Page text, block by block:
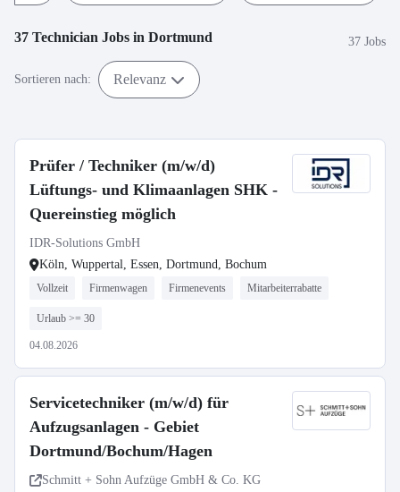
37 Technician Jobs in Dortmund 37 Jobs
Sortieren nach: Relevanz
Prüfer / Techniker (m/w/d)
Lüftungs- und Klimaanlagen SHK -
Quereinstieg möglich
IDR-Solutions GmbH
Köln, Wuppertal, Essen, Dortmund, Bochum
Vollzeit Firmenwagen Firmenevents Mitarbeiterrabatte
Urlaub >= 30
04.08.2026
Servicetechniker (m/w/d) für
Aufzugsanlagen - Gebiet
Dortmund/Bochum/Hagen
Schmitt + Sohn Aufzüge GmbH & Co. KG